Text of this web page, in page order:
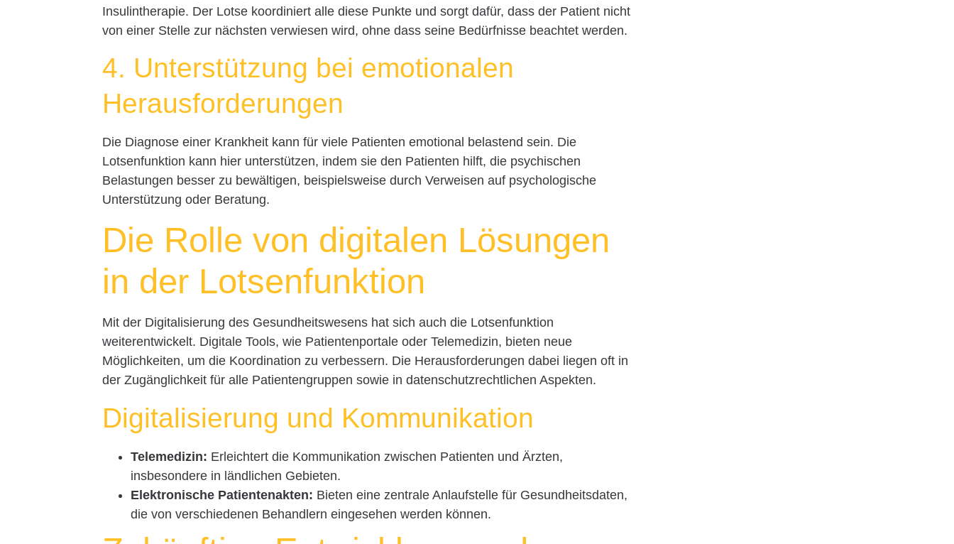
Insulintherapie. Der Lotse koordiniert alle diese Punkte und sorgt dafür, dass der Patient nicht
von einer Stelle zur nächsten verwiesen wird, ohne dass seine Bedürfnisse beachtet werden.
4. Unterstützung bei emotionalen
Herausforderungen
Die Diagnose einer Krankheit kann für viele Patienten emotional belastend sein. Die
Lotsenfunktion kann hier unterstützen, indem sie den Patienten hilft, die psychischen
Belastungen besser zu bewältigen, beispielsweise durch Verweisen auf psychologische
Unterstützung oder Beratung.
Die Rolle von digitalen Lösungen
in der Lotsenfunktion
Mit der Digitalisierung des Gesundheitswesens hat sich auch die Lotsenfunktion
weiterentwickelt. Digitale Tools, wie Patientenportale oder Telemedizin, bieten neue
Möglichkeiten, um die Koordination zu verbessern. Die Herausforderungen dabei liegen oft in
der Zugänglichkeit für alle Patientengruppen sowie in datenschutzrechtlichen Aspekten.
Digitalisierung und Kommunikation
Telemedizin: Erleichtert die Kommunikation zwischen Patienten und Ärzten,
insbesondere in ländlichen Gebieten.
Elektronische Patientenakten: Bieten eine zentrale Anlaufstelle für Gesundheitsdaten,
die von verschiedenen Behandlern eingesehen werden können.